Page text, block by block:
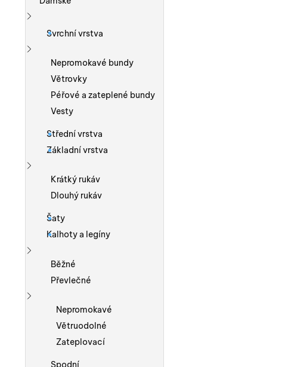
Zobrazit více
Svrchní vrstva
Zobrazit více
Nepromokavé bundy
Větrovky
Péřové a zateplené bundy
Vesty
Střední vrstva
Základní vrstva
Zobrazit více
Krátký rukáv
Dlouhý rukáv
Šaty
Kalhoty a legíny
Zobrazit více
Běžné
Převlečné
Zobrazit více
Nepromokavé
Větruodolné
Zateplovací
Spodní